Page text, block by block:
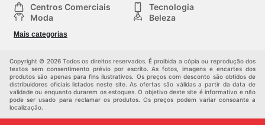
Centros Comerciais
Tecnologia
Moda
Beleza
Construção e jardinagem
Mais categorias
Copyright © 2026 Todos os direitos reservados. É proibida a cópia ou reprodução dos
textos sem consentimento prévio por escrito. As fotos, imagens e encartes dos
produtos são apenas para fins ilustrativos. Os preços com desconto são obtidos de
distribuidores oficiais listados neste site. As ofertas são válidas a partir da data de
validade ou enquanto durarem os estoques. O objetivo deste site é informativo e não
pode ser usado para reclamar os produtos. Os preços podem variar consoante a
localização.